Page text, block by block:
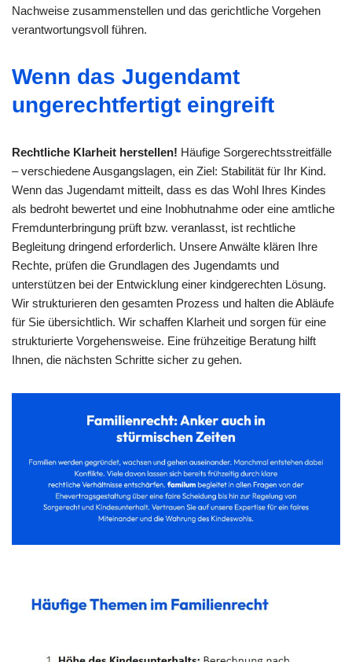
Nachweise zusammenstellen und das gerichtliche Vorgehen
verantwortungsvoll führen.
Wenn das Jugendamt
ungerechtfertigt eingreift
Rechtliche Klarheit herstellen! Häufige Sorgerechtsstreitfälle
– verschiedene Ausgangslagen, ein Ziel: Stabilität für Ihr Kind.
Wenn das Jugendamt mitteilt, dass es das Wohl Ihres Kindes
als bedroht bewertet und eine Inobhutnahme oder eine amtliche
Fremdunterbringung prüft bzw. veranlasst, ist rechtliche
Begleitung dringend erforderlich. Unsere Anwälte klären Ihre
Rechte, prüfen die Grundlagen des Jugendamts und
unterstützen bei der Entwicklung einer kindgerechten Lösung.
Wir strukturieren den gesamten Prozess und halten die Abläufe
für Sie übersichtlich. Wir schaffen Klarheit und sorgen für eine
strukturierte Vorgehensweise. Eine frühzeitige Beratung hilft
Ihnen, die nächsten Schritte sicher zu gehen.